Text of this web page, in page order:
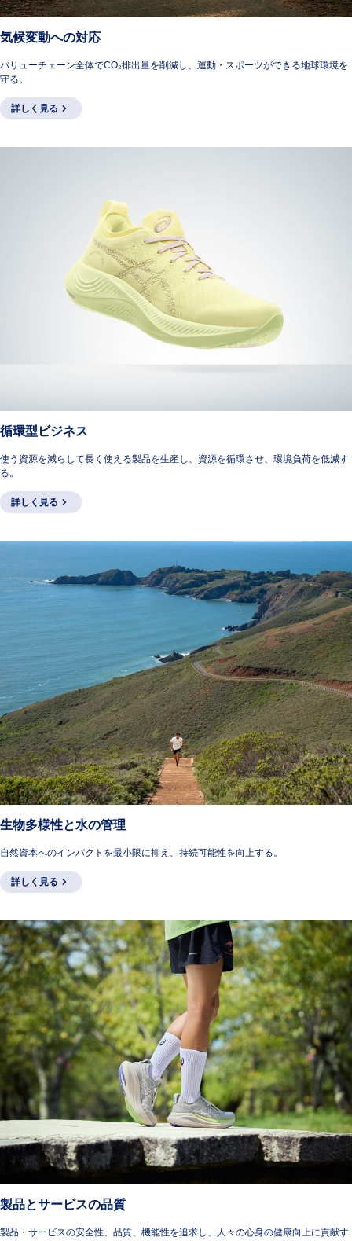
気候変動への対応
バリューチェーン全体でCO₂排出量を削減し、運動・スポーツができる地球環境を
守る。
詳しく見る
循環型ビジネス
使う資源を減らして長く使える製品を生産し、資源を循環させ、環境負荷を低減す
る。
詳しく見る
生物多様性と水の管理
自然資本へのインパクトを最小限に抑え、持続可能性を向上する。
詳しく見る
製品とサービスの品質
製品・サービスの安全性、品質、機能性を追求し、人々の心身の健康向上に貢献す